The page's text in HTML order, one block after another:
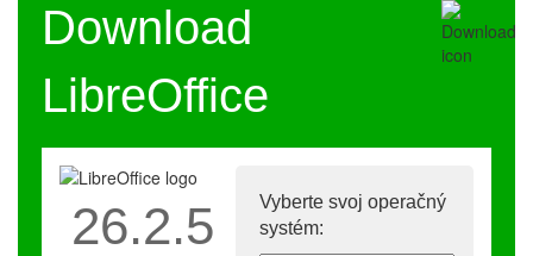
Download
LibreOffice
Vyberte svoj operačný
systém:
26.2.5